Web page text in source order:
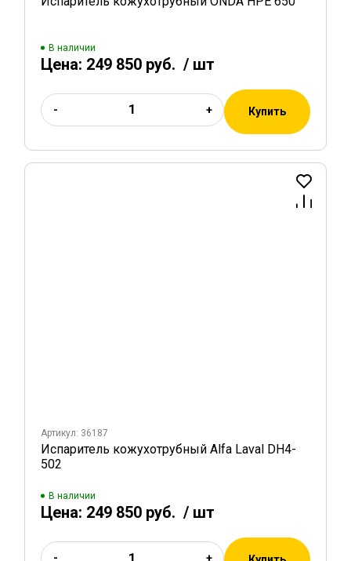
В наличии
Цена: 249 850 руб. / шт
- + Купить
Артикул: 36187
Испаритель кожухотрубный Alfa Laval DH4-
502
В наличии
Цена: 249 850 руб. / шт
- +